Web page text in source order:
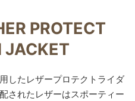
PROTECT
JACKET
したレザープロテクトライダ
されたレザーはスポーティー